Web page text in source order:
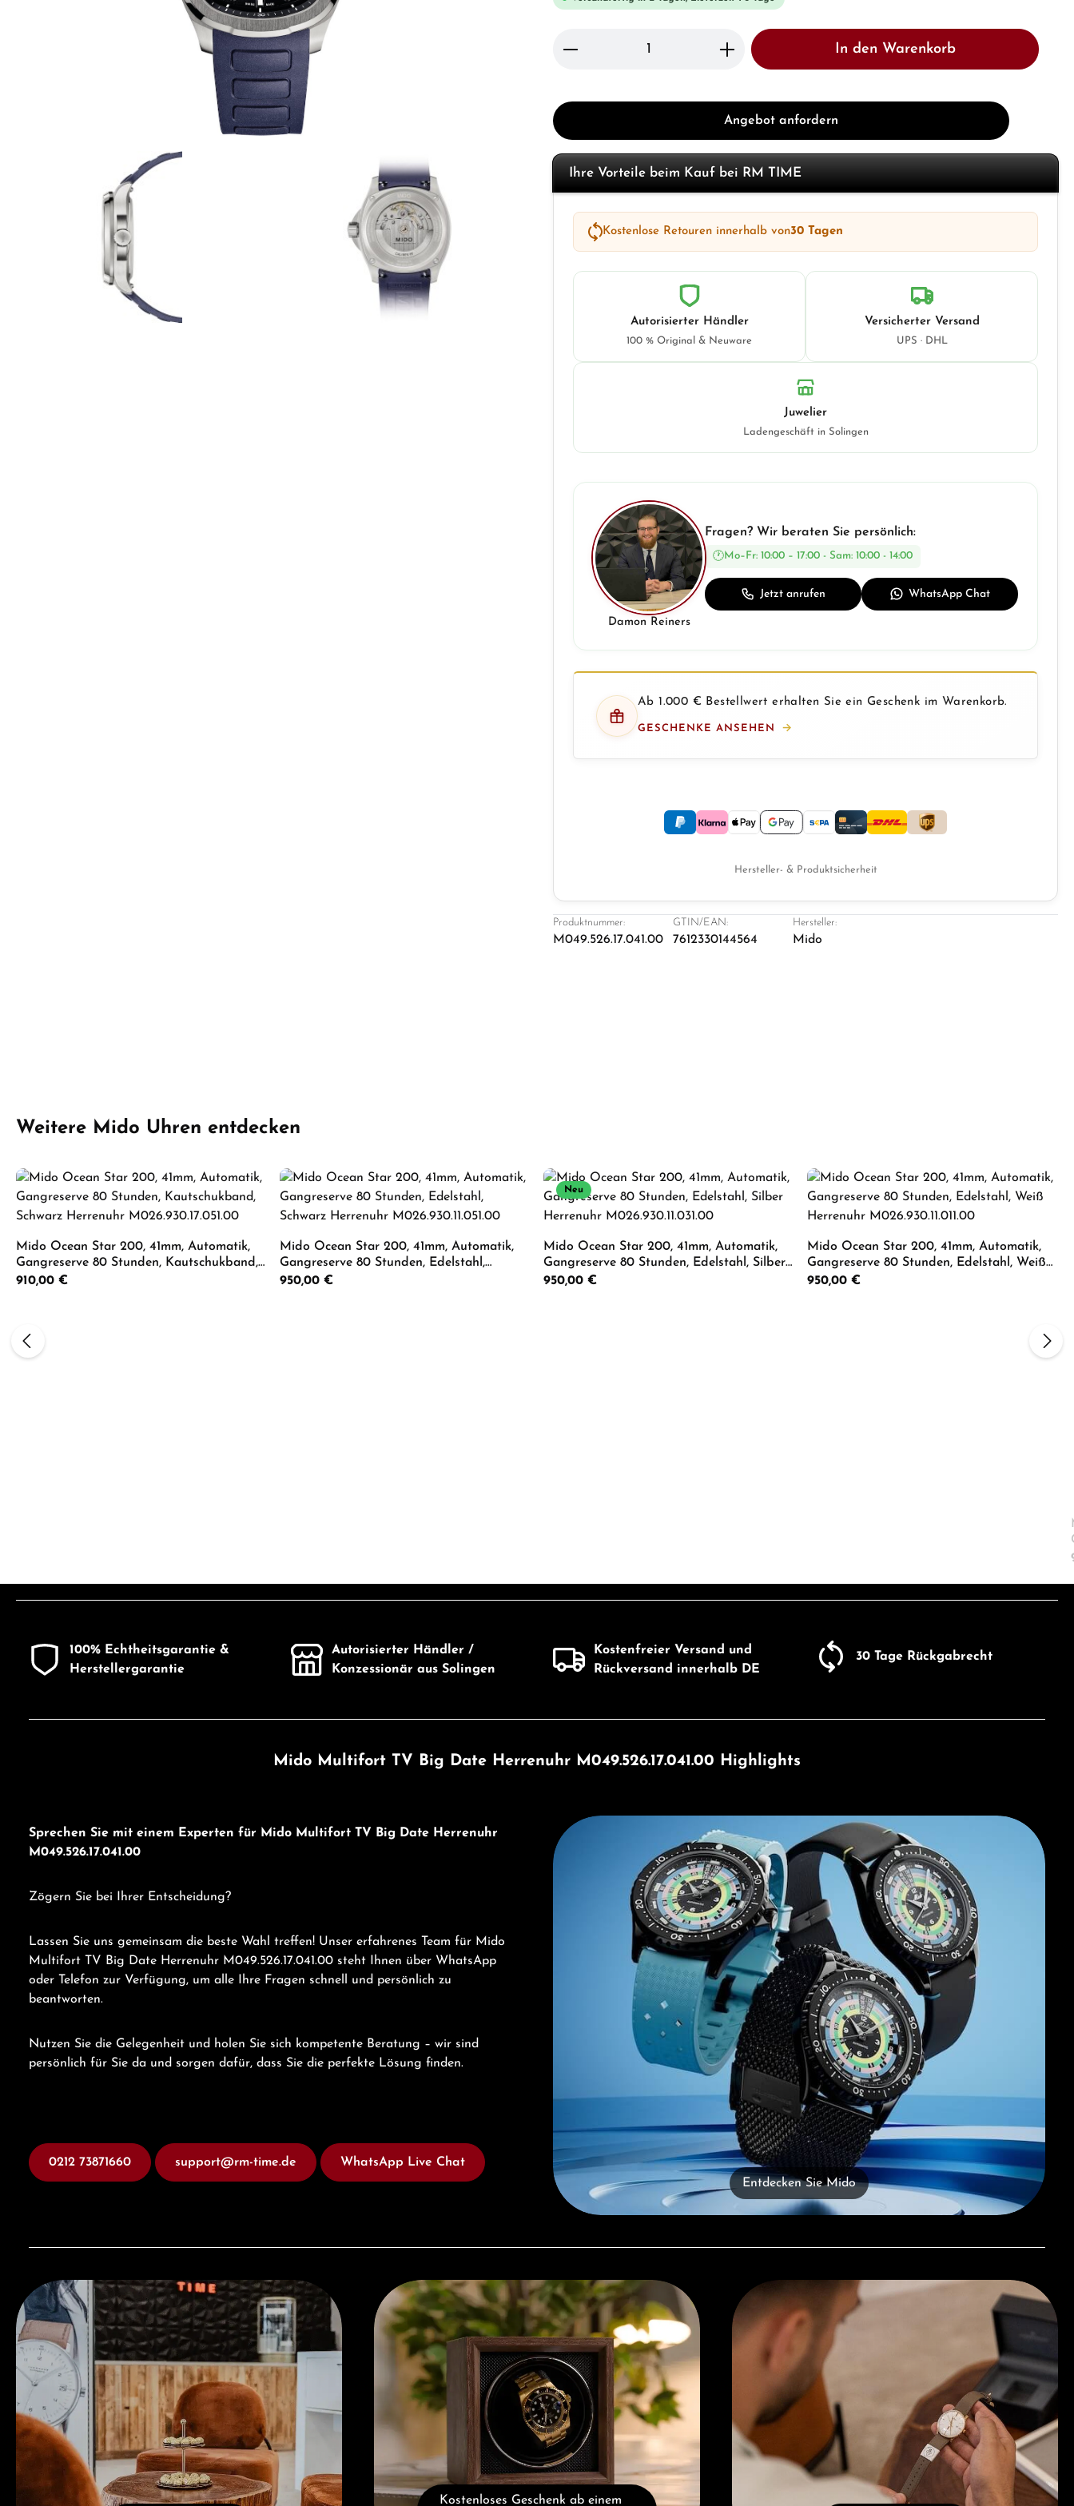
Produkt Anzahl: Gib den gewünschten Wert ein oder
In den Warenkorb
Angebot anfordern
Ihre Vorteile beim Kauf bei RM TIME
Kostenlose Retouren innerhalb von30 Tagen
Autorisierter Händler
100 % Original & Neuware
Versicherter Versand
UPS · DHL
Juwelier
Ladengeschäft in Solingen
Damon Reiners
Fragen? Wir beraten Sie persönlich:
Mo–Fr: 10:00 – 17:00 - Sam: 10:00 - 14:00
Jetzt anrufen WhatsApp Chat
Ab 1.000 € Bestellwert erhalten Sie ein Geschenk im Warenkorb.
GESCHENKE ANSEHEN
Hersteller- & Produktsicherheit
Produktnummer:
M049.526.17.041.00
GTIN/EAN:
7612330144564
Hersteller:
Mido
Produktgalerie überspringen
Weitere Mido Uhren entdecken
Mido Ocean Star 200, 41mm, Automatik,
Gangreserve 80 Stunden, Kautschukband,
Schwarz Herrenuhr M026.930.17.051.00
Regulärer Preis:
910,00 €
Produkt Anzahl: Gib den gewünschten Wert ein oder benutze die Schaltflächen um die Anzahl zu erhöhen oder zu
Mido Ocean Star 200, 41mm, Automatik,
Gangreserve 80 Stunden, Edelstahl,
Schwarz Herrenuhr M026.930.11.051.00
Regulärer Preis:
950,00 €
Produkt Anzahl: Gib den gewünschten Wert ein oder benutze die Schaltflächen um die
Neu
Mido Ocean Star 200, 41mm, Automatik,
Gangreserve 80 Stunden, Edelstahl, Silber
Herrenuhr M026.930.11.031.00
Regulärer Preis:
950,00 €
Produkt Anzahl: Gib den gewünschten Wert ein oder
Mido Ocean Star 200, 41mm, Automatik,
Gangreserve 80 Stunden, Edelstahl, Weiß
Herrenuhr M026.930.11.011.00
Regulärer Preis:
950,00 €
Produkt Anzahl: Gib den
100% Echtheitsgarantie &
Herstellergarantie
Autorisierter Händler /
Konzessionär aus Solingen
Kostenfreier Versand und
Rückversand innerhalb DE
30 Tage Rückgabrecht
Mido Multifort TV Big Date Herrenuhr M049.526.17.041.00 Highlights
Sprechen Sie mit einem Experten für Mido Multifort TV Big Date Herrenuhr
M049.526.17.041.00
Zögern Sie bei Ihrer Entscheidung?
Lassen Sie uns gemeinsam die beste Wahl treffen! Unser erfahrenes Team für Mido
Multifort TV Big Date Herrenuhr M049.526.17.041.00 steht Ihnen über WhatsApp
oder Telefon zur Verfügung, um alle Ihre Fragen schnell und persönlich zu
beantworten.
Nutzen Sie die Gelegenheit und holen Sie sich kompetente Beratung – wir sind
persönlich für Sie da und sorgen dafür, dass Sie die perfekte Lösung finden.
0212 73871660 support@rm-time.de WhatsApp Live Chat
Entdecken Sie Mido
Entdecken Sie Mido
Besuchen Sie uns Kostenloses Geschenk ab einem Einkauf von 1.000 €
Kostenloses Geschenk ab einem
Beratung erhalten